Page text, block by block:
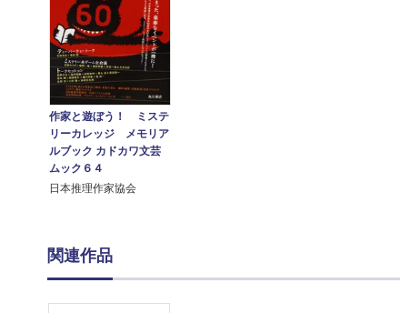
作家と遊ぼう！ ミステ
リーカレッジ メモリア
ルブック カドカワ文芸
ムック６４
日本推理作家協会
関連作品